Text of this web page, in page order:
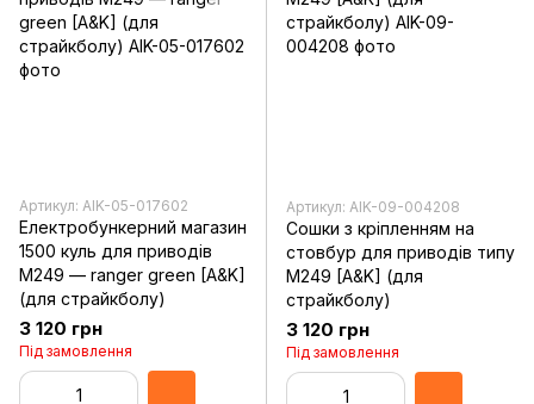
Артикул: AIK-05-017602
Електробункерний магазин
1500 куль для приводів
M249 — ranger green [A&K]
(для страйкболу)
3 120 грн
Під замовлення
Артикул: AIK-09-004208
Сошки з кріпленням на
стовбур для приводів типу
M249 [A&K] (для
страйкболу)
3 120 грн
Під замовлення